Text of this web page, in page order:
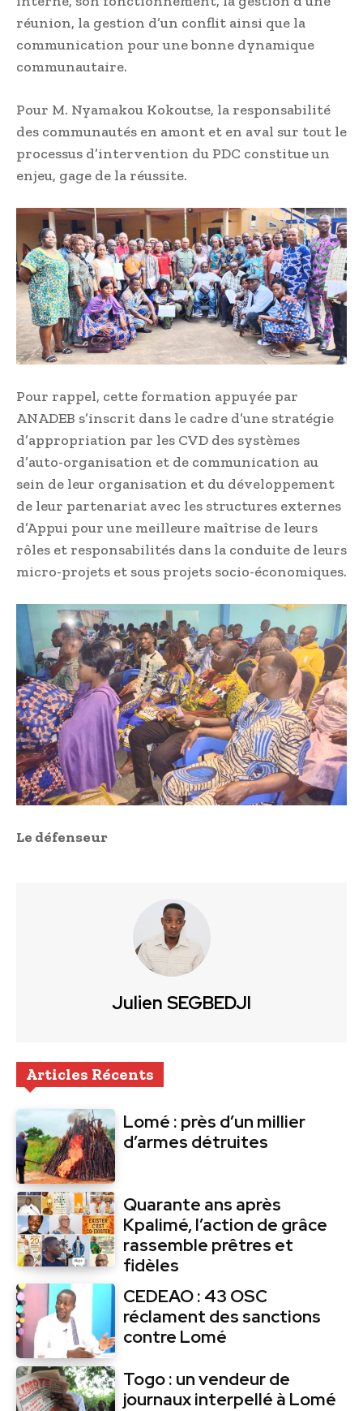
réunion, la gestion d’un conflit ainsi que la
communication pour une bonne dynamique
communautaire.
Pour M. Nyamakou Kokoutse, la responsabilité
des communautés en amont et en aval sur tout le
processus d’intervention du PDC constitue un
enjeu, gage de la réussite.
Pour rappel, cette formation appuyée par
ANADEB s’inscrit dans le cadre d’une stratégie
d’appropriation par les CVD des systèmes
d’auto-organisation et de communication au
sein de leur organisation et du développement
de leur partenariat avec les structures externes
d’Appui pour une meilleure maîtrise de leurs
rôles et responsabilités dans la conduite de leurs
micro-projets et sous projets socio-économiques.
Le défenseur
Julien SEGBEDJI
Articles Récents
Lomé : près d’un millier
d’armes détruites
Quarante ans après
Kpalimé, l’action de grâce
rassemble prêtres et
fidèles
CEDEAO : 43 OSC
réclament des sanctions
contre Lomé
Togo : un vendeur de
journaux interpellé à Lomé